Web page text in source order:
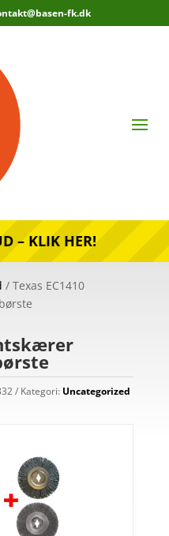
fk.dk
– KLIK HER!
/ Texas EC1410
Kategori: Uncategorized